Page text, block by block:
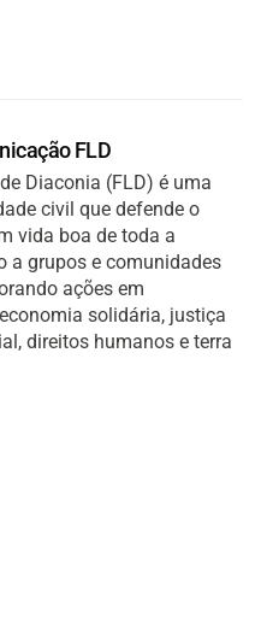
FLD
Diaconia (FLD) é uma
civil que defende o
vida boa de toda a
a grupos e comunidades
ações em
solidária, justiça
direitos humanos e terra